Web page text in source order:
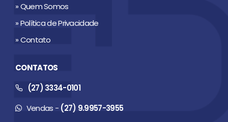
» Quem Somos
» Política de Privacidade
» Contato
CONTATOS
(27) 3334-0101
Vendas - (27) 9.9957-3955